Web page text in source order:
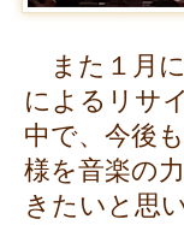
また１月
によるリサ
中で、今後
様を音楽の
きたいと思